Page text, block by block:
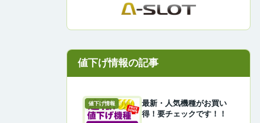
値下げ情報
最新・人気機種がお買い
得！要チェックです！！